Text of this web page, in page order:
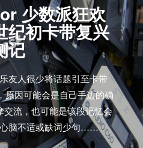
少数派狂欢
初卡带复兴
记
友人很少将话题引至卡带
原因可能会是自己手边的确
流，也可能是该段记忆会
脑不适或缺词少句……